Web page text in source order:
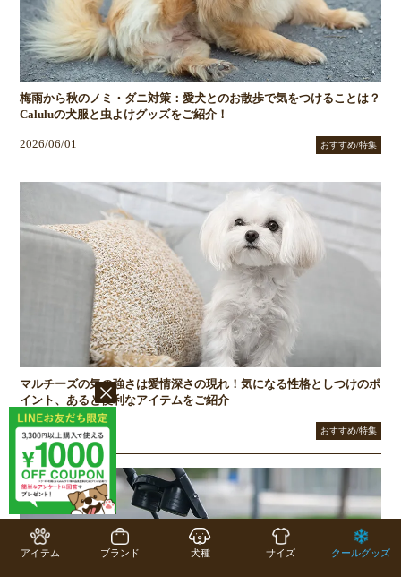
アイテム ブランド 犬種 サイズ クールグッズ
梅雨から秋のノミ・ダニ対策：愛犬とのお散歩で気をつけることは？
Caluluの犬服と虫よけグッズをご紹介！
2026/06/01 おすすめ/特集
マルチーズの気の強さは愛情深さの現れ！気になる性格としつけのポ
イント、あると便利なアイテムをご紹介
2026/05/08 おすすめ/特集